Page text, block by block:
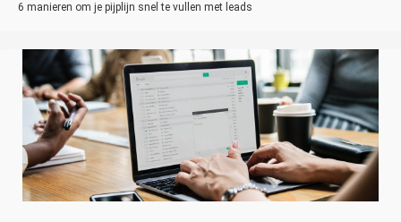
6 manieren om je pijplijn snel te vullen met leads